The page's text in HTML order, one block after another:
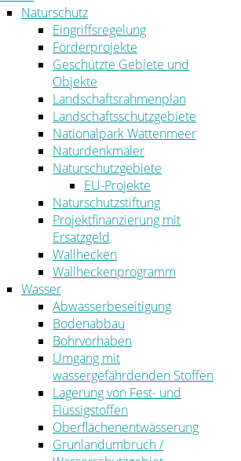
Naturschutz
Eingriffsregelung
Förderprojekte
Geschützte Gebiete und
Objekte
Landschaftsrahmenplan
Landschaftsschutzgebiete
Nationalpark Wattenmeer
Naturdenkmäler
Naturschutzgebiete
EU-Projekte
Naturschutzstiftung
Projektfinanzierung mit
Ersatzgeld
Wallhecken
Wallheckenprogramm
Wasser
Abwasserbeseitigung
Bodenabbau
Bohrvorhaben
Umgang mit
wassergefährdenden Stoffen
Lagerung von Fest- und
Flüssigstoffen
Oberflächenentwässerung
Grünlandumbruch /